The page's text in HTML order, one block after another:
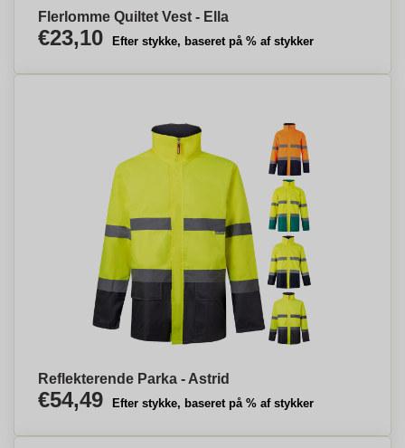
Flerlomme Quiltet Vest - Ella
€23,10 Efter stykke, baseret på % af stykker
Reflekterende Parka - Astrid
€54,49 Efter stykke, baseret på % af stykker